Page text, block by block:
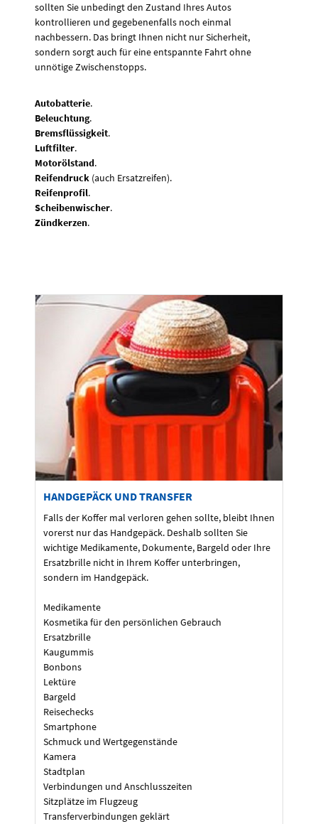
sollten Sie unbedingt den Zustand Ihres Autos
kontrollieren und gegebenenfalls noch einmal
nachbessern. Das bringt Ihnen nicht nur Sicherheit,
sondern sorgt auch für eine entspannte Fahrt ohne
unnötige Zwischenstopps.
Autobatterie.
Beleuchtung.
Bremsflüssigkeit.
Luftfilter.
Motorölstand.
Reifendruck (auch Ersatzreifen).
Reifenprofil.
Scheibenwischer.
Zündkerzen.
HANDGEPÄCK UND TRANSFER
Falls der Koffer mal verloren gehen sollte, bleibt Ihnen
vorerst nur das Handgepäck. Deshalb sollten Sie
wichtige Medikamente, Dokumente, Bargeld oder Ihre
Ersatzbrille nicht in Ihrem Koffer unterbringen,
sondern im Handgepäck.
Medikamente
Kosmetika für den persönlichen Gebrauch
Ersatzbrille
Kaugummis
Bonbons
Lektüre
Bargeld
Reisechecks
Smartphone
Schmuck und Wertgegenstände
Kamera
Stadtplan
Verbindungen und Anschlusszeiten
Sitzplätze im Flugzeug
Transferverbindungen geklärt